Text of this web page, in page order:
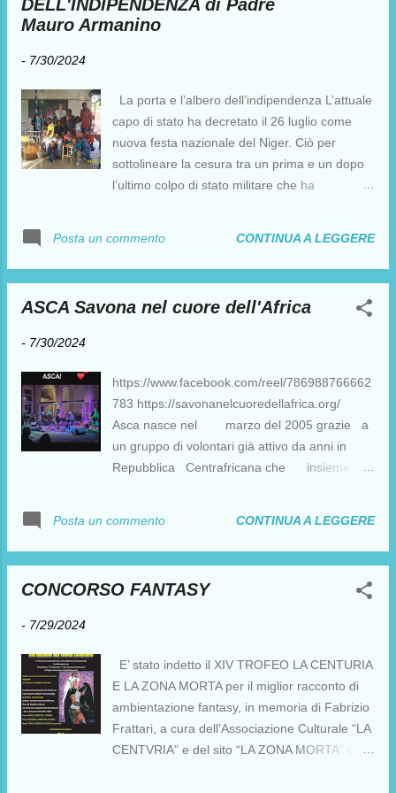
mai cimentato prima, potrà forse essere una
buona occasione per scoprire l'Universo
visione di un possibile futuro e di una ribellione
che scaturisce dalla natura più segreta
dell’essere umano. Mare in fiamme Un filo
unisce i crimini di guerra del passato coloniale
italiano al dramma delle migrazioni. Una storia
DELL'INDIPENDENZA di Padre
Mauro Armanino
- 7/30/2024
La porta e l’albero dell’indipendenza L’attuale
capo di stato ha decretato il 26 luglio come
nuova festa nazionale del Niger. Ciò per
sottolineare la cesura tra un prima e un dopo
l’ultimo colpo di stato militare che ha
delle culture tradizionali, dureranno sino alla
3 agosto. Dal 1975 c’è l’usanza, per
deserto. Si celebra, in qualche modo,
l’Indipendenza dall’indipendenza per una
nuova dipendenza, quella della ‘sovranità
nazionale’. Il Paese è infatti indipendente dal
giogo coloniale francese dal 1960, l’anno delle
Belga, la Somalia italiana e la Nigeria
avevano già gustato i...
Posta un commento CONTINUA A LEGGERE
ASCA Savona nel cuore dell'Africa
- 7/30/2024
https://www.facebook.com/reel/786988766662
783 https://savonanelcuoredellafrica.org/
Asca nasce nel marzo del 2005 grazie a
un gruppo di volontari già attivo da anni in
Repubblica Centrafricana che insieme
https://savonanelcuoredellafrica.org/
Posta un commento CONTINUA A LEGGERE
CONCORSO FANTASY
- 7/29/2024
E’ stato indetto il XIV TROFEO LA CENTURIA
E LA ZONA MORTA per il miglior racconto di
ambientazione fantasy, in memoria di Fabrizio
Frattari, a cura dell’Associazione Culturale “LA
CENTVRIA” e del sito “LA ZONA MORTA” con